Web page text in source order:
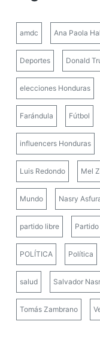
amdc Ana Paola
Deportes Donald
elecciones Honduras
Farándula Fútbol
influencers Honduras
Luis Redondo Mel
Mundo Nasry
partido libre
POLÍTICA Política
salud Salvador
Tomás Zambrano